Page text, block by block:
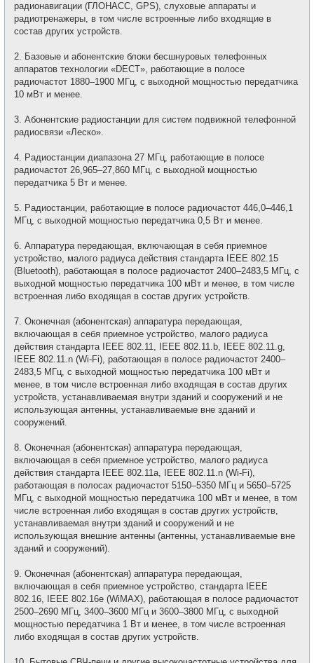
радионавигации (ГЛОНАСС, GPS), слуховые аппараты и
радиотренажеры, в том числе встроенные либо входящие в
состав других устройств.
2. Базовые и абонентские блоки бесшнуровых телефонных
аппаратов технологии «DECT», работающие в полосе
радиочастот 1880–1900 МГц, с выходной мощностью передатчика
10 мВт и менее.
3. Абонентские радиостанции для систем подвижной телефонной
радиосвязи «Леско».
4. Радиостанции диапазона 27 МГц, работающие в полосе
радиочастот 26,965–27,860 МГц, с выходной мощностью
передатчика 5 Вт и менее.
5. Радиостанции, работающие в полосе радиочастот 446,0–446,1
МГц, с выходной мощностью передатчика 0,5 Вт и менее.
6. Аппаратура передающая, включающая в себя приемное
устройство, малого радиуса действия стандарта IEEE 802.15
(Bluetooth), работающая в полосе радиочастот 2400–2483,5 МГц, с
выходной мощностью передатчика 100 мВт и менее, в том числе
встроенная либо входящая в состав других устройств.
7. Оконечная (абонентская) аппаратура передающая,
включающая в себя приемное устройство, малого радиуса
действия стандарта IEEE 802.11, IEEE 802.11.b, IEEE 802.11.g,
IEEE 802.11.n (Wi-Fi), работающая в полосе радиочастот 2400–
2483,5 МГц, с выходной мощностью передатчика 100 мВт и
менее, в том числе встроенная либо входящая в состав других
устройств, устанавливаемая внутри зданий и сооружений и не
использующая антенны, устанавливаемые вне зданий и
сооружений.
8. Оконечная (абонентская) аппаратура передающая,
включающая в себя приемное устройство, малого радиуса
действия стандарта IEEE 802.11a, IEEE 802.11.n (Wi-Fi),
работающая в полосах радиочастот 5150–5350 МГц и 5650–5725
МГц, с выходной мощностью передатчика 100 мВт и менее, в том
числе встроенная либо входящая в состав других устройств,
устанавливаемая внутри зданий и сооружений и не
использующая внешние антенны (антенны, устанавливаемые вне
зданий и сооружений).
9. Оконечная (абонентская) аппаратура передающая,
включающая в себя приемное устройство, стандарта IEEE
802.16, IEEE 802.16е (WiMAX), работающая в полосе радиочастот
2500–2690 МГц, 3400–3600 МГц и 3600–3800 МГц, с выходной
мощностью передатчика 1 Вт и менее, в том числе встроенная
либо входящая в состав других устройств.